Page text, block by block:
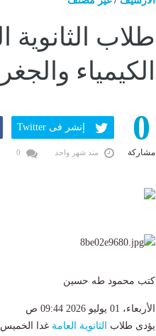
طلاب الثانوية
الكيمياء
0
مشاركة
إنشر فى Twitter
منذ شهر واحد
كتب محمود طه حسين
الأربعاء، 01 يوليو 2026 09:44 ص
يؤدى طلاب
الثانوية العامة غدا الخميس